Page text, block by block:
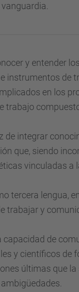
y entender
instrumentos de
en los
trabajo
de integrar
que, siendo
vinculadas a
tercera lengua,
trabajar y
capacidad de
y científicos de
últimas que